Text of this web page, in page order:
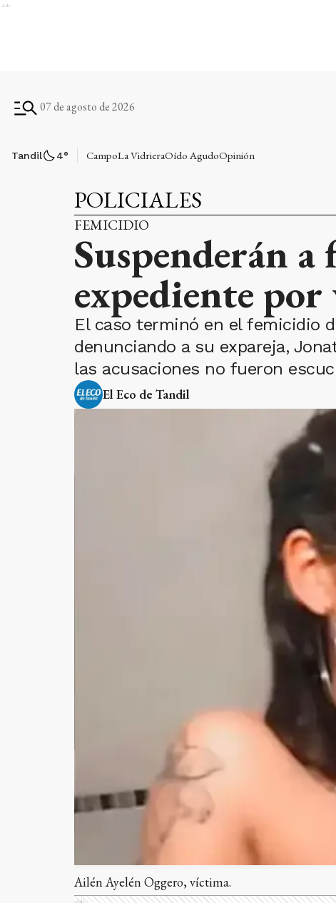
Ads
07 de agosto de 2026
Tandil 4° CampoLa VidrieraOído AgudoOpinión
POLICIALES
FEMICIDIO
Suspenderán
expediente por
El caso terminó en el femicidio
denunciando a su expareja,
las acusaciones no fueron
El Eco de Tandil
Ailén Ayelén Oggero, víctima.
Ads